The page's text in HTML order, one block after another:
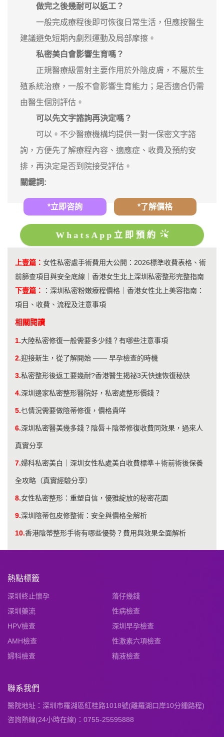
做完之後幾耐可以返工？
一般完成療程後即可恢復日常生活，但應按醫生
建議避免短期內劇烈運動及局部摩擦。
私密美白會影響生育嗎？
正規醫療級雷射主要作用於外陰皮膚，不屬於生
殖系統治療，一般不會影響生育能力；是否適合仍需
由醫生個別評估。
可以先文字諮詢再決定嗎？
可以。不少醫療機構均提供一對一保密文字諮
詢，方便先了解療程內容、適應症、收費及預約安
排，再決定是否到院接受評估。
關鍵詞:
*立即咨詢 *了解價格
WhatsApp立即預約
上壹篇： 女性私密處手術費用大公開：2026標準收費表格、術
前篩查項目與安全底線｜香港女生北上深圳私密整形完整指南
下壹篇：
： 深圳私密粉嫩療程價格｜香港女性北上美容指南：
項目、收費、流程及注意事項
相關閱讀
1.大陸私密修復一般需要多少錢？有哪些注意事項
2.迎接新生，從了解開始 —— 早孕檢查的時機
3.私密整形後返工要幾耐?香港醫生揭祕3天快速恢復秘訣
4.深圳邊家私密整形醫院好，私密處整形價錢？
5.乜情況需要做陰蒂修復，價格貴咩
6.深圳私密醫美幾多錢？陰唇＋陰蒂修復收費同效果，過來人
真實分享
7.婦科私密美白｜深圳女性私處美白收費標準＋術前術後保養
全攻略（真實經驗分享）
8.​女性私密整形：重塑自信，優雅綻放的秘密花園
9.深圳陰蒂包皮修整術：安全與價格全解析
10.香港陰蒂整形手術有哪些優勢？費用與效果全面解析
熱點標籤
深圳終止懷孕
落仔幾錢
深圳藥流
性病檢查
HPV檢查
深圳早孕檢查
AMH檢查
性激素六項檢查
婦科檢查
精液檢查
聯系我們
醫院地址：深圳市羅湖區紅桂路1018號(離羅湖口岸10分鍾路程)
咨詢熱線(24小時在線)：0755-25595888